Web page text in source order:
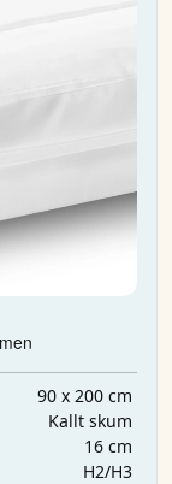
90 x 200 cm
Kallt skum
16 cm
H2/H3